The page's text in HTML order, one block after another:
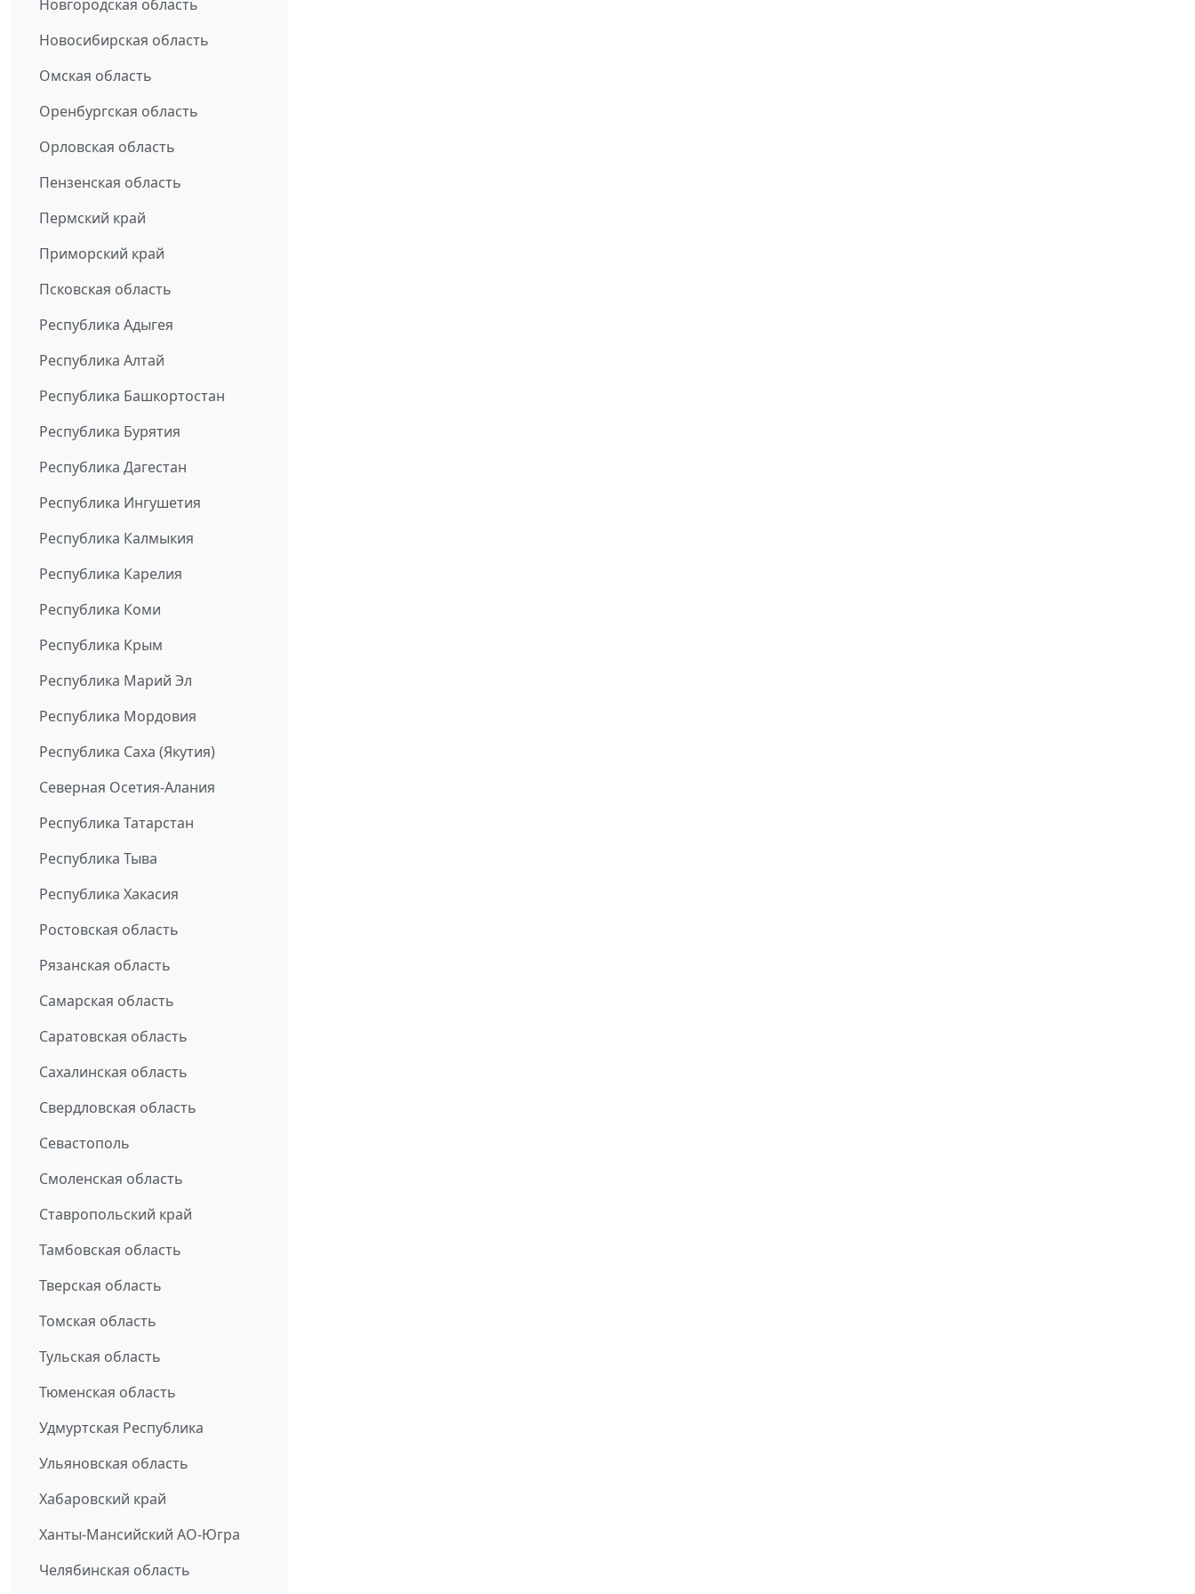
Новгородская область
Новосибирская область
Омская область
Оренбургская область
Орловская область
Пензенская область
Пермский край
Приморский край
Псковская область
Республика Адыгея
Республика Алтай
Республика Башкортостан
Республика Бурятия
Республика Дагестан
Республика Ингушетия
Республика Калмыкия
Республика Карелия
Республика Коми
Республика Крым
Республика Марий Эл
Республика Мордовия
Республика Саха (Якутия)
Северная Осетия-Алания
Республика Татарстан
Республика Тыва
Республика Хакасия
Ростовская область
Рязанская область
Самарская область
Саратовская область
Сахалинская область
Свердловская область
Севастополь
Смоленская область
Ставропольский край
Тамбовская область
Тверская область
Томская область
Тульская область
Тюменская область
Удмуртская Республика
Ульяновская область
Хабаровский край
Ханты-Мансийский АО-Югра
Челябинская область